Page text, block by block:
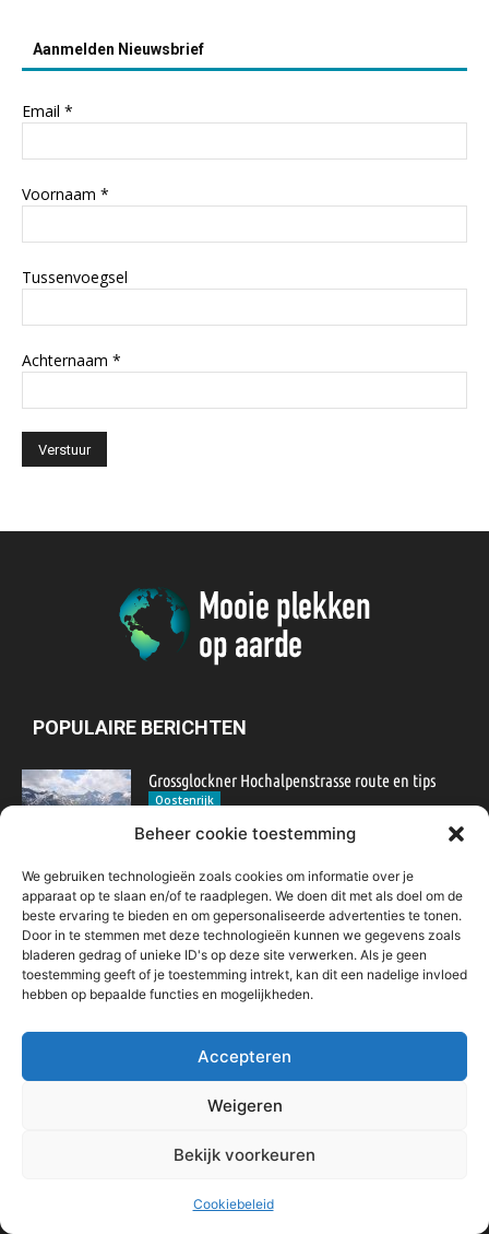
Beheer cookie toestemming
We gebruiken technologieën zoals cookies om informatie over je
apparaat op te slaan en/of te raadplegen. We doen dit met als doel om de
beste ervaring te bieden en om gepersonaliseerde advertenties te tonen.
Door in te stemmen met deze technologieën kunnen we gegevens zoals
bladeren gedrag of unieke ID's op deze site verwerken. Als je geen
toestemming geeft of je toestemming intrekt, kan dit een nadelige invloed
hebben op bepaalde functies en mogelijkheden.
Accepteren
Weigeren
Bekijk voorkeuren
Cookiebeleid
Aanmelden Nieuwsbrief
Email *
Voornaam *
Tussenvoegsel
Achternaam *
POPULAIRE BERICHTEN
Grossglockner Hochalpenstrasse route en tips
Oostenrijk
Pittoresk Winningen aan de Moezel: wijn,
uitzicht & charmante steegjes
Duitsland
Sprookjesachtig Janjske Otoke
POPULAIRE CATEGORIE